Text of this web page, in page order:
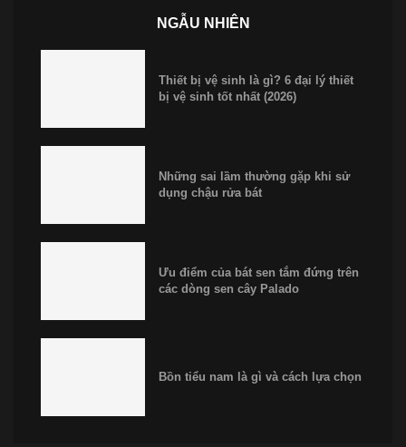
NGẪU NHIÊN
Thiết bị vệ sinh là gì? 6 đại lý thiết
bị vệ sinh tốt nhất (2026)
Những sai lầm thường gặp khi sử
dụng chậu rửa bát
Ưu điểm của bát sen tắm đứng trên
các dòng sen cây Palado
Bồn tiểu nam là gì và cách lựa chọn